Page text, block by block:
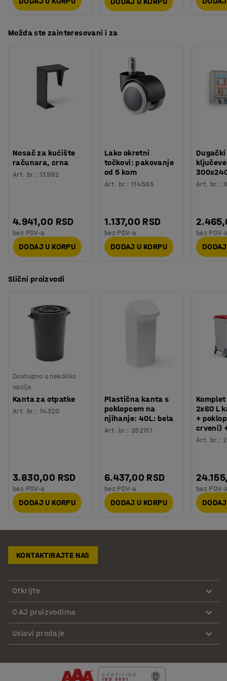
Možda ste zainteresovani i za
Nosač za kućište
računara, crna
Art. br.:13992
4.941,00 RSD
bez PDV-a
DODAJ U KORPU
Lako okretni
točkovi: pakovanje
od 5 kom
Art. br.: 114565
1.137,00 RSD
bez PDV-a
DODAJ U KORPU
Art. br.:
bez PDV-
Slični proizvodi
Dostupno u nekoliko
opcija
Kanta za otpatke
Art. br.:14320
3.830,00 RSD
bez PDV-a
DODAJ U KORPU
Plastična kanta s
poklopcem na
njihanje: 40L: bela
Art. br.: 252151
6.437,00 RSD
bez PDV-a
DODAJ U KORPU
Komplet
2x60 L
+
crveni)
Art. br.:
bez PDV-
KONTAKTIRAJTE NAS
Otkrijte
O AJ proizvodima
Uslovi prodaje